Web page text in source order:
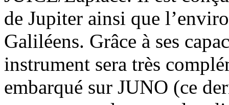
de Jupiter ainsi que
Galiléens. Grâce à ses
instrument sera très
embarqué sur JUNO (ce